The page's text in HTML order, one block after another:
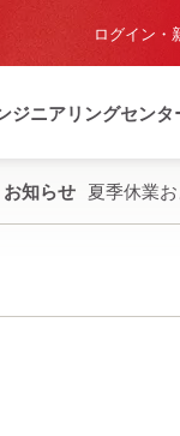
ログイン・
ジニアリングセンタ
お知らせ 夏季休業